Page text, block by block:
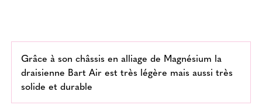
Grâce à son châssis en alliage de Magnésium la
draisienne Bart Air est très légère mais aussi très
solide et durable